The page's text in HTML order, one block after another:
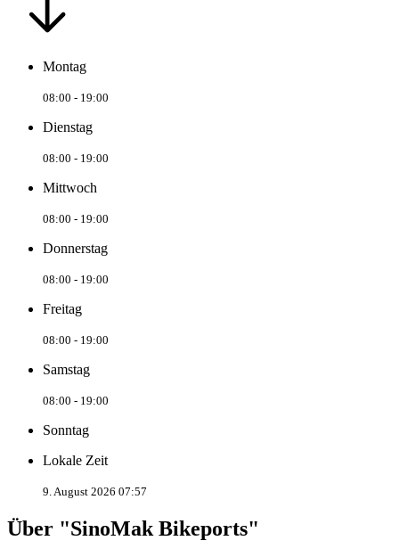
Montag
08:00 - 19:00
Dienstag
08:00 - 19:00
Mittwoch
08:00 - 19:00
Donnerstag
08:00 - 19:00
Freitag
08:00 - 19:00
Samstag
08:00 - 19:00
Sonntag
Lokale Zeit
9. August 2026 07:57
Über "SinoMak Bikeports"